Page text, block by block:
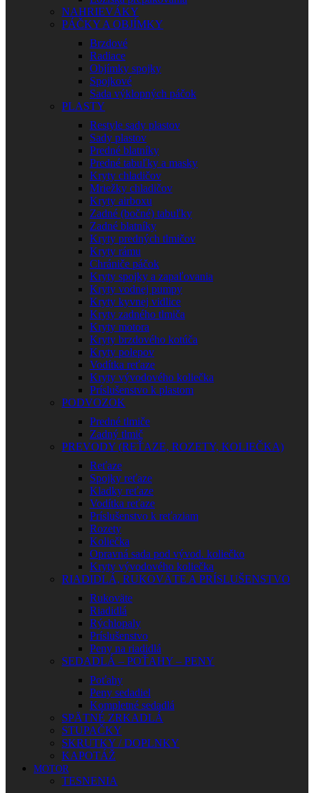
NAHRIEVÁKY
PÁČKY A OBJÍMKY
Brzdové
Radiace
Objímky spojky
Spojkové
Sada výklopných páčok
PLASTY
Restyle sady plastov
Sady plastov
Predné blatníky
Predné tabuľky a masky
Kryty chladičov
Mriežky chladičov
Kryty airboxu
Zadné (bočné) tabuľky
Zadné blatníky
Kryty predných tlmičov
Kryty rámu
Chrániče páčok
Kryty spojky a zapaľovania
Kryty vodnej pumpy
Kryty kyvnej vidlice
Kryty zadného tlmiča
Kryty motora
Kryty brzdového kotúča
Kryty polepov
Vodítka reťaze
Kryty vývodového koliečka
Príslušenstvo k plastom
PODVOZOK
Predné tlmiče
Zadný tlmič
PREVODY (REŤAZE, ROZETY, KOLIEČKA)
Reťaze
Spojky reťaze
Kladky reťaze
Vodítka reťaze
Príslušenstvo k reťaziam
Rozety
Koliečka
Opravná sada pod vývod. koliečko
Kryty vývodového koliečka
RIADIDLÁ, RUKOVÄTE A PRÍSLUŠENSTVO
Rukoväte
Riadidlá
Rýchlopaly
Príslušenstvo
Peny na riadidlá
SEDADLÁ – POŤAHY – PENY
Poťahy
Peny sedadiel
Kompletné sedadlá
SPÄTNÉ ZRKADLÁ
STUPAČKY
SKRUTKY / DOPLNKY
KAPOTÁŽ
MOTOR
TESNENIA